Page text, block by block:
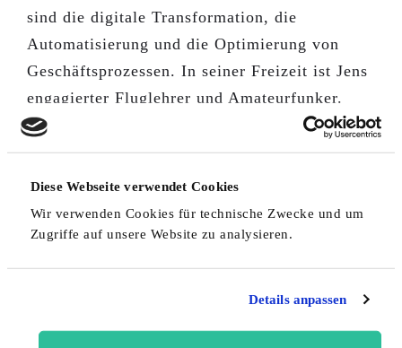
Diese Webseite verwendet Cookies
Wir verwenden Cookies für technische Zwecke und um
Zugriffe auf unsere Website zu analysieren.
Details anpassen
sind die digitale Transformation, die
Automatisierung und die Optimierung von
Geschäftsprozessen. In seiner Freizeit ist Jens
engagierter Fluglehrer und Amateurfunker.
Share This Story, Choose Your Platform!